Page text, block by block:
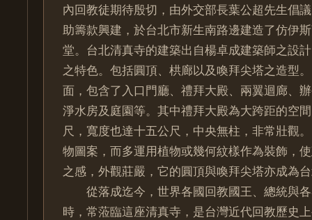
內回教徒期待殷切，由外交部長葉公超先生倡
助籌款興建，於台北市新生南路邊建造了仿伊
堂。台北清真寺的建築出自楊卓成建築師之設
之特色。包括圓頂、栱廊以及喚拜尖塔之造
面，包含了入口門廳、禮拜大殿、兩翼迴廊、
淨水房及庭園等。其中禮拜大殿為大跨距的空
尺，寬度也達十五公尺，中央無柱，非常壯觀
物圖案，而多運用植物或幾何紋樣作為裝飾，
之感，外觀莊嚴，它的圓頂與喚拜尖塔亦成為
從落成迄今，世界各國回教國王、總統與
時，常蒞臨這座清真寺，是台灣近代回教歷史